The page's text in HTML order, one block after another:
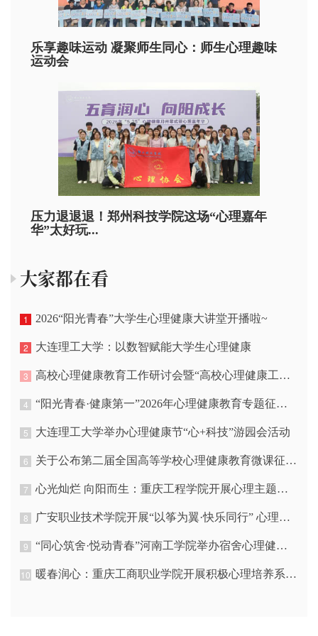
乐享趣味运动 凝聚师生同心：师生心理趣味
运动会
压力退退退！郑州科技学院这场“心理嘉年
华”太好玩...
大家都在看
1 2026“阳光青春”大学生心理健康大讲堂开播啦~
2 大连理工大学：以数智赋能大学生心理健康
3 高校心理健康教育工作研讨会暨“高校心理健康工作者之家”工作管理交流会会议通知
4 “阳光青春·健康第一”2026年心理健康教育专题征集通知
5 大连理工大学举办心理健康节“心+科技”游园会活动
6 关于公布第二届全国高等学校心理健康教育微课征集展示活动结果的通知
7 心光灿烂 向阳而生：重庆工程学院开展心理主题游园活动
8 广安职业技术学院开展“以筝为翼·快乐同行” 心理团辅活动
9 “同心筑舍·悦动青春”河南工学院举办宿舍心理健康主题户外活动
10 暖春润心：重庆工商职业学院开展积极心理培养系列活动